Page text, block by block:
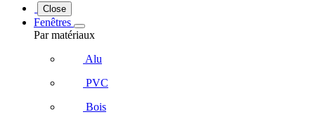
Close
Fenêtres
Par matériaux
Alu
PVC
Bois